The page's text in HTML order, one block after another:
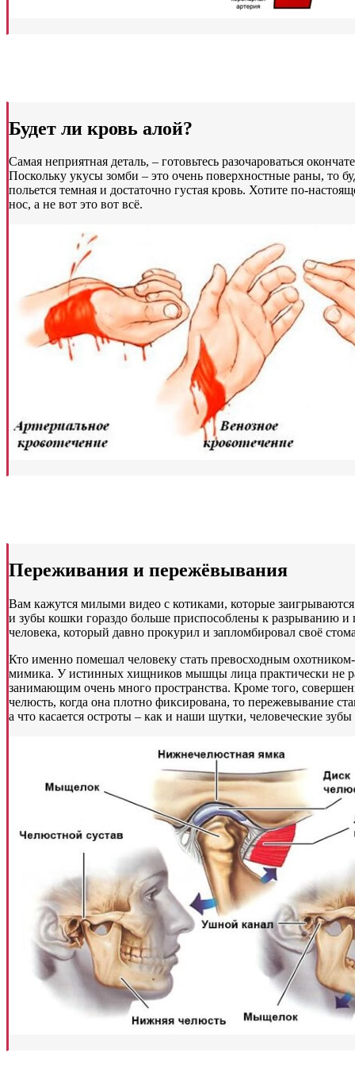
Будет ли кровь алой?
Самая неприятная деталь, – готовьтесь разочароваться
Поскольку укусы зомби – это очень поверхностные раны, то
польется темная и достаточно густая кровь. Хотите по-
нос, а не вот это вот всё.
Переживания и пережёвывания
Вам кажутся милыми видео с котиками, которые
и зубы кошки гораздо больше приспособлены к разрыванию
человека, который давно прокурил и запломбировал своё
Кто именно помешал человеку стать превосходным
мимика. У истинных хищников мышцы лица практически не
занимающим очень много пространства. Кроме того,
челюсть, когда она плотно фиксирована, то пережевывание
а что касается остроты – как и наши шутки, человеческие